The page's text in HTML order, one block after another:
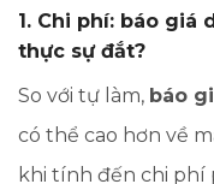
1. Chi phí: báo
thực sự đắt?
So với tự làm, báo
có thể cao hơn về
khi tính đến chi phí